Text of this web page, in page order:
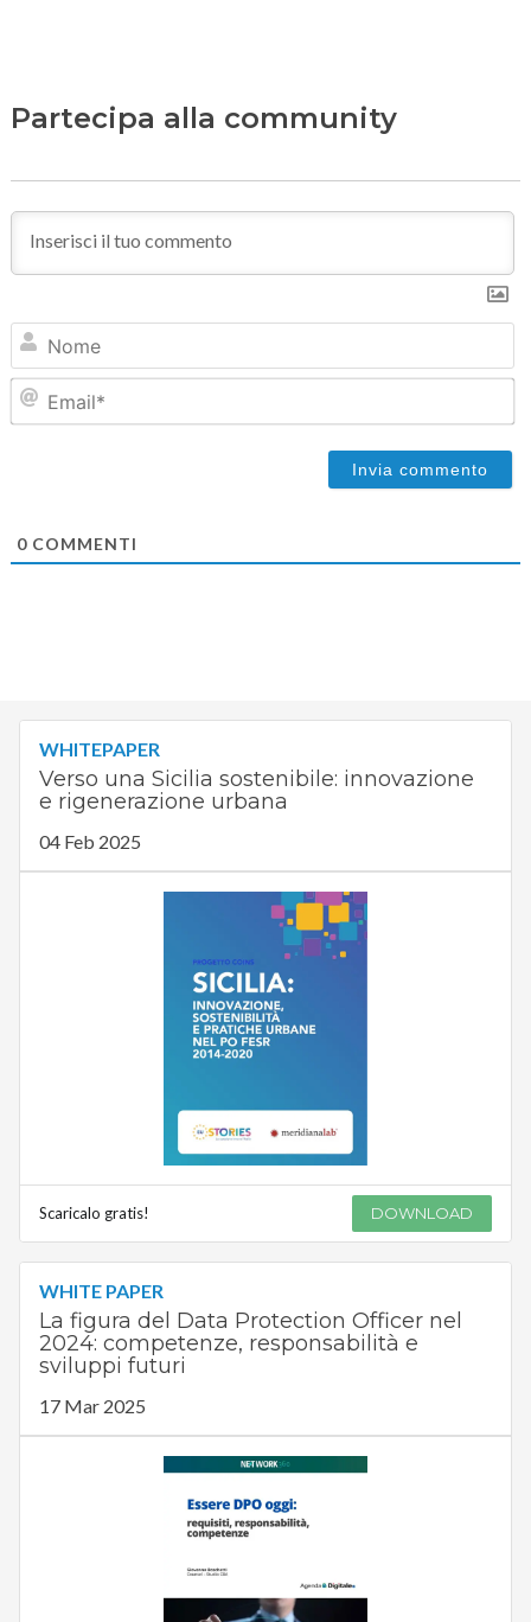
Partecipa alla community
0COMMENTI
WHITEPAPER
Verso una Sicilia sostenibile: innovazione
e rigenerazione urbana
04 Feb 2025
Scaricalo gratis! DOWNLOAD
WHITE PAPER
La figura del Data Protection Officer nel
2024: competenze, responsabilità e
sviluppi futuri
17 Mar 2025